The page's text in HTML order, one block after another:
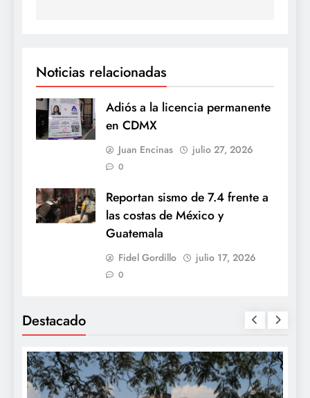
Noticias relacionadas
Adiós a la licencia permanente
en CDMX
Juan Encinas julio 27, 2026
0
Reportan sismo de 7.4 frente a
las costas de México y
Guatemala
Fidel Gordillo julio 17, 2026
0
Destacado